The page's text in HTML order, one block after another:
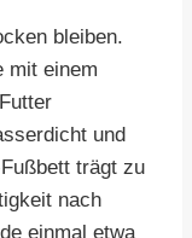
bleiben.
mit einem
und
trägt zu
nach
einmal etwa